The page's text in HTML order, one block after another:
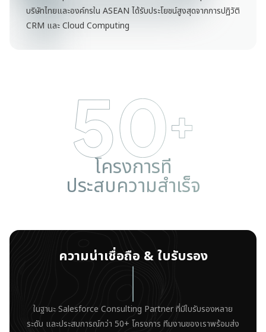
บริษัทไทยและองค์กรใน ASEAN ได้รับประโยชน์สูงสุดจากการปฏิวัติ
CRM และ Cloud Computing
โครงการที่
ประสบความสำเร็จ
ความน่าเชื่อถือ & ใบรับรอง
ในฐานะ Salesforce Consulting Partner ที่มีใบรับรองหลาย
ระดับ และประสบการณ์กว่า 50+ โครงการ ทีมงานของเราพร้อมส่ง